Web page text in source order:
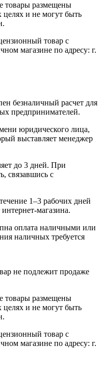
товары размещены
целях и не могут быть
товар с
магазине по адресу: г.
безналичный расчет для
предпринимателей.
юридического лица,
выставляет менеджер
до 3 дней. При
связавшись с
1–3 рабочих дней
магазина.
оплата наличными или
наличных требуется
не подлежит продаже
товары размещены
целях и не могут быть
товар с
магазине по адресу: г.